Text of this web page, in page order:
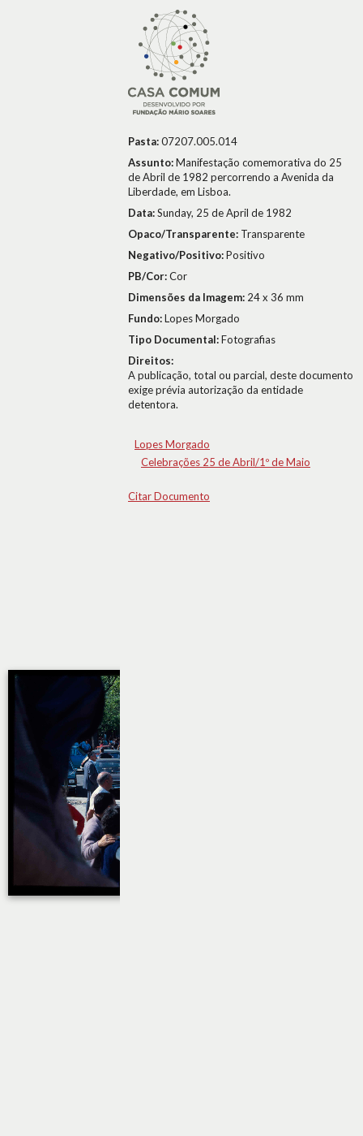
Pasta:07207.005.014
Assunto:Manifestação comemorativa do 25
de Abril de 1982 percorrendo a Avenida da
Liberdade, em Lisboa.
Data:Sunday, 25 de April de 1982
Opaco/Transparente: Transparente
Negativo/Positivo:Positivo
PB/Cor:Cor
Dimensões da Imagem: 24 x 36 mm
Fundo:Lopes Morgado
Tipo Documental:Fotografias
Direitos:
A publicação, total ou parcial, deste documento
exige prévia autorização da entidade
detentora.
Lopes Morgado
Celebrações 25 de Abril/1º de Maio
Citar Documento